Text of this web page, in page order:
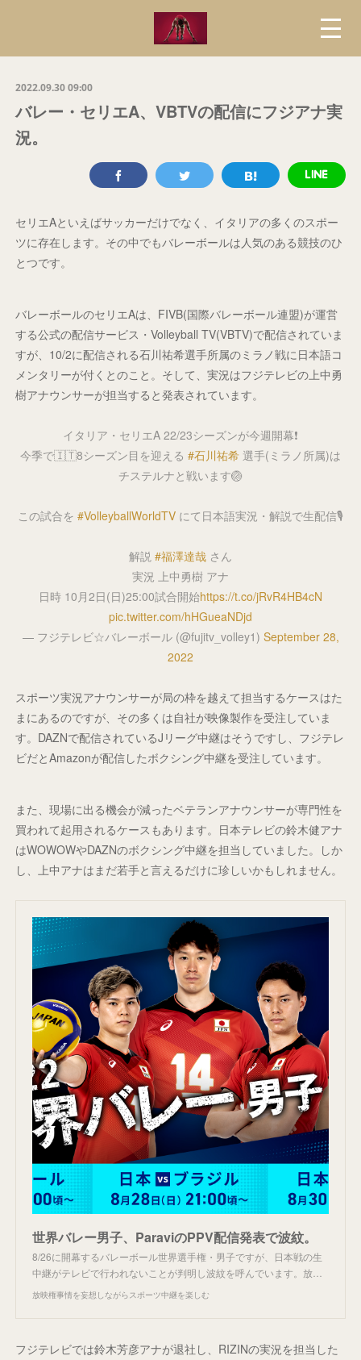
2022.09.30 09:00
バレー・セリエA、VBTVの配信にフジアナ実
況。
セリエAといえばサッカーだけでなく、イタリアの多くのスポー
ツに存在します。その中でもバレーボールは人気のある競技のひ
とつです。
バレーボールのセリエAは、FIVB(国際バレーボール連盟)が運営
する公式の配信サービス・Volleyball TV(VBTV)で配信されていま
すが、10/2に配信される石川祐希選手所属のミラノ戦に日本語コ
メンタリーが付くとのこと。そして、実況はフジテレビの上中勇
樹アナウンサーが担当すると発表されています。
イタリア・セリエA 22/23シーズンが今週開幕❗
今季で🇮🇹8シーズン目を迎える #石川祐希 選手(ミラノ所属)は
チステルナと戦います🏐
この試合を #VolleyballWorldTV にて日本語実況・解説で生配信🎙️
解説 #福澤達哉 さん
実況 上中勇樹 アナ
日時 10月2日(日)25:00試合開始https://t.co/jRvR4HB4cN
pic.twitter.com/hHGueaNDjd
— フジテレビ☆バレーボール (@fujitv_volley1) September 28,
2022
スポーツ実況アナウンサーが局の枠を越えて担当するケースはた
まにあるのですが、その多くは自社が映像製作を受注していま
す。DAZNで配信されているJリーグ中継はそうですし、フジテレ
ビだとAmazonが配信したボクシング中継を受注しています。
また、現場に出る機会が減ったベテランアナウンサーが専門性を
買われて起用されるケースもあります。日本テレビの鈴木健アナ
はWOWOWやDAZNのボクシング中継を担当していました。しか
し、上中アナはまだ若手と言えるだけに珍しいかもしれません。
世界バレー男子、ParaviのPPV配信発表で波紋。
8/26に開幕するバレーボール世界選手権・男子ですが、日本戦の生
中継がテレビで行われないことが判明し波紋を呼んでいます。放…
放映権事情を妄想しながらスポーツ中継を楽しむ
フジテレビでは鈴木芳彦アナが退社し、RIZINの実況を担当した